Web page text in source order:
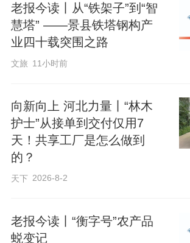
的场景。这里不仅闻不到异
上了“数字生活”。
老报今读丨从“铁架子”到“智
慧塔” ——景县铁塔钢构产
业四十载突围之路
文旅 11小时前
向新向上 河北力量丨“林木
护士”从接单到交付仅用7
天！共享工厂是怎么做到
的？
天下 2026-8-2
老报今读丨“衡字号”农产品
蜕变记